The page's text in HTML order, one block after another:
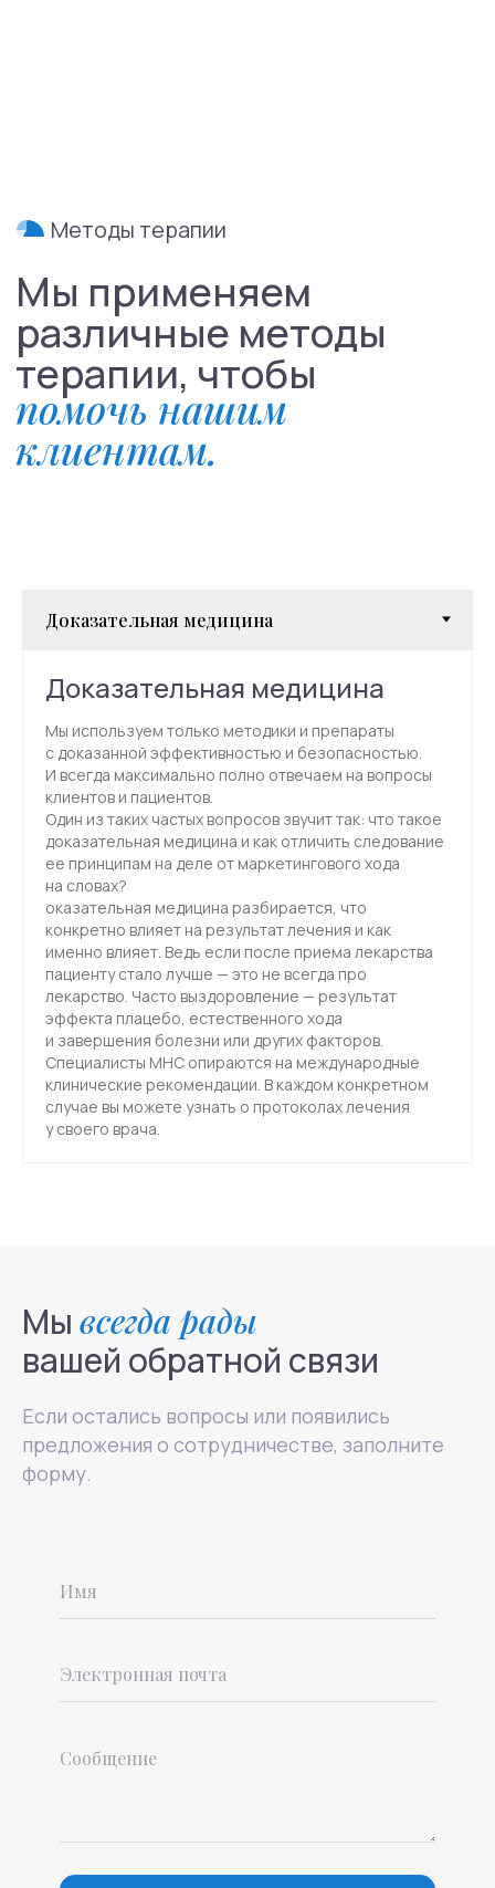
Доказательная медицина
Мы используем только методики и препараты
с доказанной эффективностью и безопасностью.
И всегда максимально полно отвечаем на вопросы
клиентов и пациентов.
Один из таких частых вопросов звучит так: что такое
доказательная медицина и как отличить следование
ее принципам на деле от маркетингового хода
на словах?
оказательная медицина разбирается, что
конкретно влияет на результат лечения и как
именно влияет. Ведь если после приема лекарства
пациенту стало лучше — это не всегда про
лекарство. Часто выздоровление — результат
эффекта плацебо, естественного хода
и завершения болезни или других факторов.
Специалисты МНС опираются на международные
клинические рекомендации. В каждом конкретном
случае вы можете узнать о протоколах лечения
у своего врача.
Мы всегда рады
вашей обратной связи
Если остались вопросы или появились
предложения о сотрудничестве, заполните
форму.
+7(800)200-24-27
Менделеевская
Москва, ул. Палиха, д. 13, корп. 1, стр. 2, 2-3 этаж
(с 10:00 - 22:00)
Записаться на приём
© 2015-2025 Mental Health Center в Москве
Договор оферты